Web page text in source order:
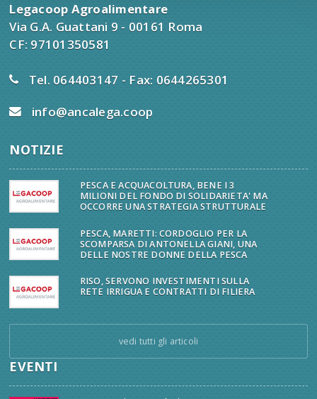
Legacoop Agroalimentare
Via G.A. Guattani 9 - 00161 Roma
CF: 97101350581
Tel. 064403147 - Fax: 0644265301
info@ancalega.coop
NOTIZIE
PESCA E ACQUACOLTURA, BENE I 3
MILIONI DEL FONDO DI SOLIDARIETA' MA
OCCORRE UNA STRATEGIA STRUTTURALE
PESCA, MARETTI: CORDOGLIO PER LA
SCOMPARSA DI ANTONELLA GIANI, UNA
DELLE NOSTRE DONNE DELLA PESCA
RISO, SERVONO INVESTIMENTI SULLA
RETE IRRIGUA E CONTRATTI DI FILIERA
vedi tutti gli articoli
EVENTI